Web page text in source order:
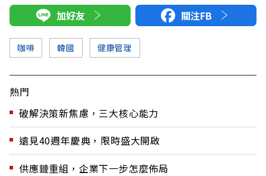
加好友 關注FB
咖啡 韓國 健康管理
熱門
破解決策新焦慮，三大核心能力
遠見40週年慶典，限時盛大開啟
供應鏈重組，企業下一步怎麼佈局